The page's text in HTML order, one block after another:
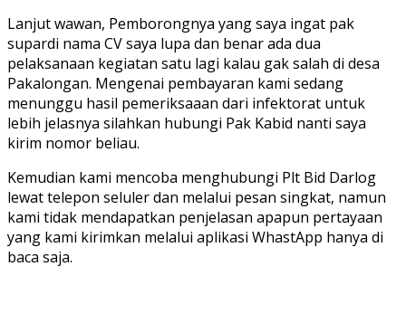
Lanjut wawan, Pemborongnya yang saya ingat pak
supardi nama CV saya lupa dan benar ada dua
pelaksanaan kegiatan satu lagi kalau gak salah di desa
Pakalongan. Mengenai pembayaran kami sedang
menunggu hasil pemeriksaaan dari infektorat untuk
lebih jelasnya silahkan hubungi Pak Kabid nanti saya
kirim nomor beliau.
Kemudian kami mencoba menghubungi Plt Bid Darlog
lewat telepon seluler dan melalui pesan singkat, namun
kami tidak mendapatkan penjelasan apapun pertayaan
yang kami kirimkan melalui aplikasi WhastApp hanya di
baca saja.